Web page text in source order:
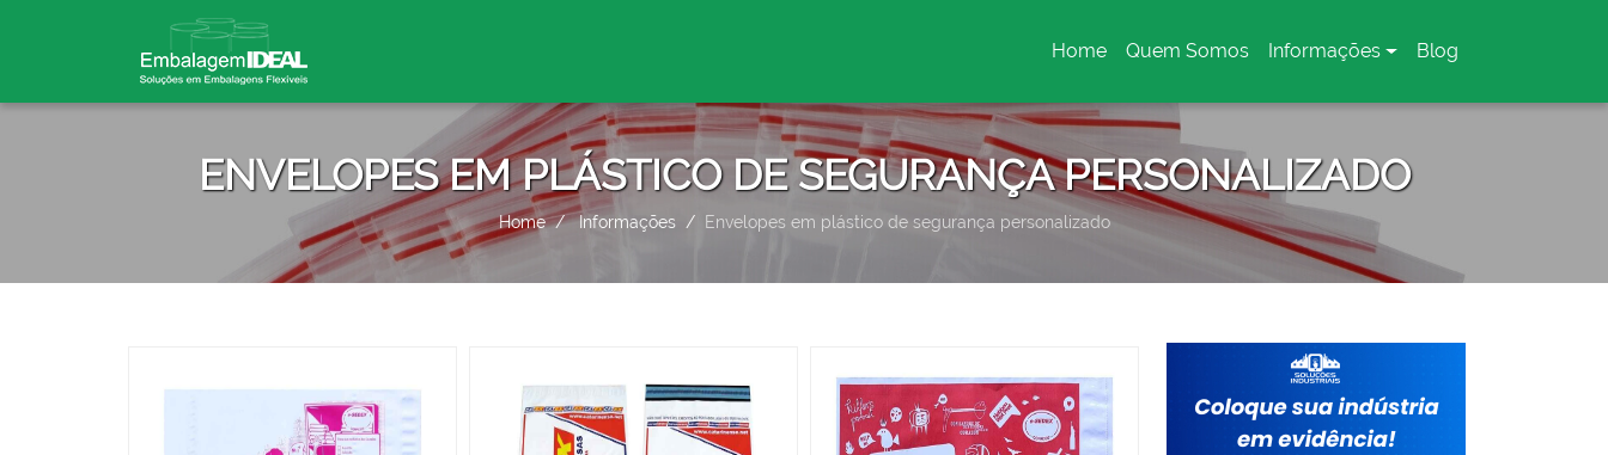
Home
(current)
Quem Somos Informações Blog
ENVELOPES EM PLÁSTICO DE SEGURANÇA PERSONALIZADO
Home Informações Envelopes em plástico de segurança personalizado